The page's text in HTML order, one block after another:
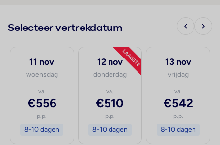
Selecteer vertrekdatum
11 nov
woensdag
va.
€556
p.p.
8-10 dagen
LAAGSTE
12 nov
donderdag
va.
€510
p.p.
8-10 dagen
13 nov
vrijdag
va.
€542
p.p.
8-10 dagen